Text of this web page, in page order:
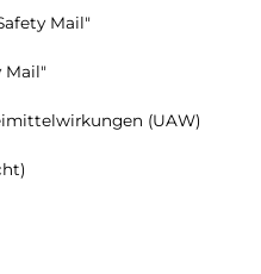
Mail"
Mail"
(UAW)